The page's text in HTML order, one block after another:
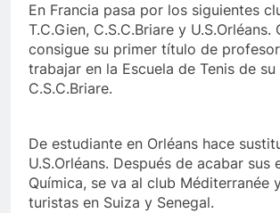
En Francia pasa por los siguientes
T.C.Gien, C.S.C.Briare y U.S.Orléans.
consigue su primer título de
trabajar en la Escuela de Tenis de
C.S.C.Briare.
De estudiante en Orléans hace
U.S.Orléans. Después de acabar sus
Química, se va al club Méditerranée
turistas en Suiza y Senegal.